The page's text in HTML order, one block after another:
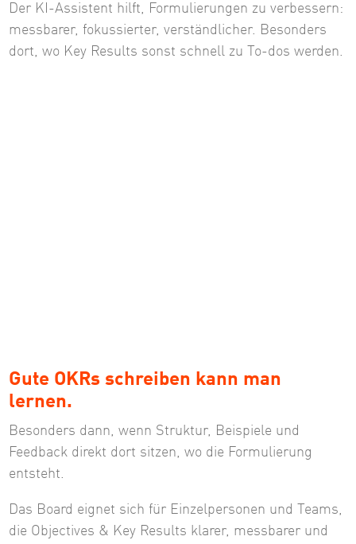
Der KI-Assistent hilft, Formulierungen zu verbessern:
messbarer, fokussierter, verständlicher. Besonders
dort, wo Key Results sonst schnell zu To-dos werden.
Gute OKRs schreiben kann man
lernen.
Besonders dann, wenn Struktur, Beispiele und
Feedback direkt dort sitzen, wo die Formulierung
entsteht.
Das Board eignet sich für Einzelpersonen und Teams,
die Objectives & Key Results klarer, messbarer und